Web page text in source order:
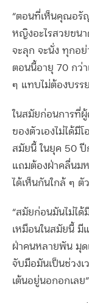
“ตอนที่เห็นคุณอรั
หญิงอะไรสวยขนา
จะลุก จะนั่ง ทุกอ
ตอนนี้อายุ 70 กว่
ๆ แทบไม่ต้องบรร
ในสมัยก่อนการที่ผู้
ของตัวเองไม่ได้มี
สมัยนี้ ในยุค 50 ปี
แถมต้องฝ่าคลื่นมห
ได้เห็นกันใกล้ ๆ ตั
“สมัยก่อนมันไม่ได้
เหมือนในสมัยนี้ มี
ฝ่าคนหลายพัน มุ
จับมือมันเป็นช่วงเ
เต้นอยู่นอกอกเลย”